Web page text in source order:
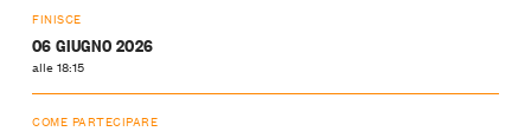
FINISCE
06 GIUGNO 2026
alle 18:15
COME PARTECIPARE